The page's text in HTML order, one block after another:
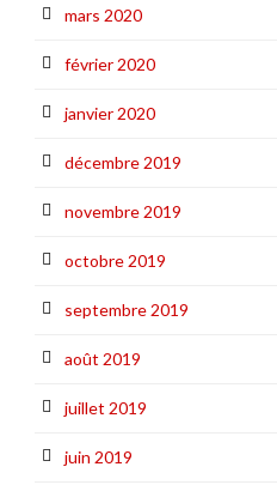
mars 2020
février 2020
janvier 2020
décembre 2019
novembre 2019
octobre 2019
septembre 2019
août 2019
juillet 2019
juin 2019